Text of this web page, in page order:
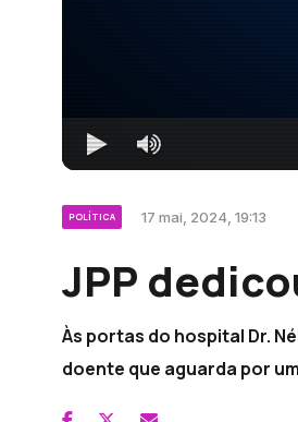
POLÍTICA 17 mai, 2024, 19:13
JPP
Às portas do hospital Dr.
doente que aguarda por